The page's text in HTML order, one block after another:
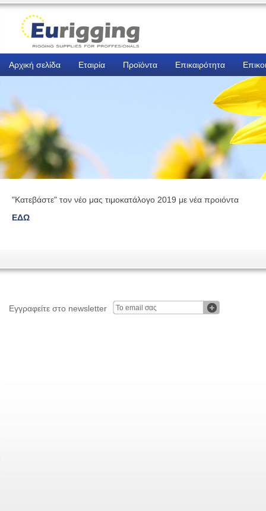
Αρχική σελίδα Εταιρία Προϊόντα Επικαιρότητα
"Κατεβάστε" τον νέο μας τιμοκατάλογο 2019 με νέα προιόντα
ΕΔΩ
Εγγραφείτε στο newsletter